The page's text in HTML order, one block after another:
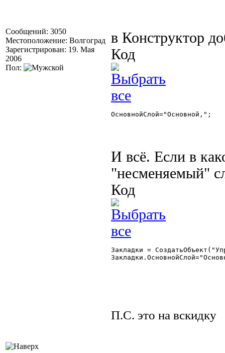
Сообщений: 3050
Местоположение: Волгоград
Зарегистрирован: 19. Мая
2006
Пол:
в Конструктор
Код
ОсновнойСлой="Основной,";
И всё. Если в
"несменяемый"
Код
Закладки =
П.С. это на вскидку